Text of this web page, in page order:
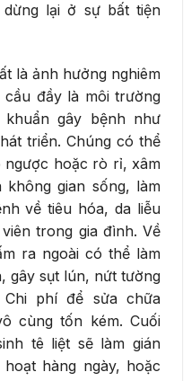
lại ở sự bất tiện
là ảnh hưởng nghiêm
đầy là môi trường
gây bệnh như
triển. Chúng có thể
hoặc rò rỉ, xâm
gian sống, làm
về tiêu hóa, da liễu
trong gia đình. Về
ra ngoài có thể làm
gây sụt lún, nứt tường
phí để sửa chữa
cùng tốn kém. Cuối
tê liệt sẽ làm gián
hàng ngày, hoặc